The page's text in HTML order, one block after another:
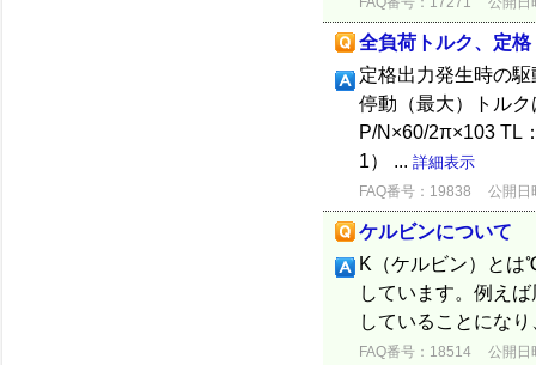
全負荷トルク、定
定格出力発生時の
停動（最大）トル
P/N×60/2π×103 TL
1） ... 詳細表示
FAQ番号：19838 公開日
ケルビンについて
K（ケルビン）とは
しています。例え
していることにな
FAQ番号：18514 公開日